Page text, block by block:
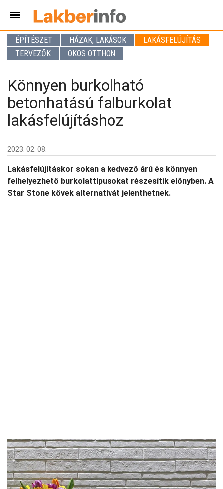
ÉPÍTÉSZET HÁZAK, LAKÁSOK
LAKÁSFELÚJÍTÁS
TERVEZŐK
OKOS OTTHON
Könnyen burkolható
betonhatású falburkolat
lakásfelújításhoz
2023. 02. 08.
Lakásfelújításkor sokan a kedvező árú és könnyen
felhelyezhető burkolattípusokat részesítik előnyben. A
Star Stone kövek alternatívát jelenthetnek.